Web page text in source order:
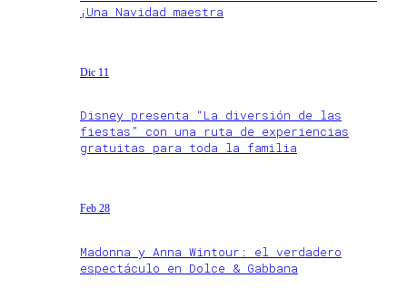
¡Una Navidad maestra
Dic 11
Disney presenta “La diversión de las
fiestas” con una ruta de experiencias
gratuitas para toda la familia
Feb 28
Madonna y Anna Wintour: el verdadero
espectáculo en Dolce & Gabbana